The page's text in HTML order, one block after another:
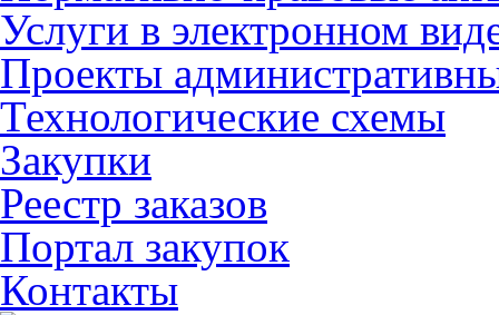
Услуги в электронном
Проекты
Технологические схемы
Закупки
Реестр заказов
Портал закупок
Контакты